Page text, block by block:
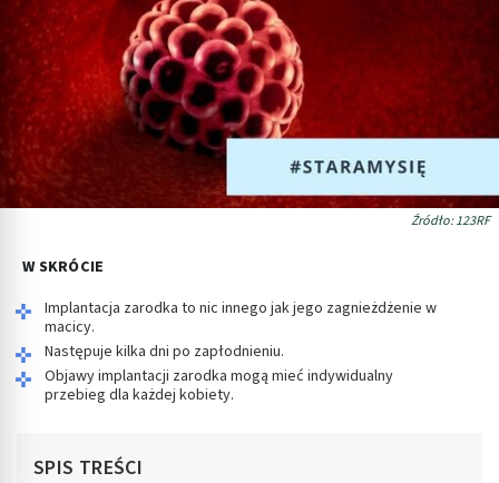
Źródło: 123RF
W SKRÓCIE
Implantacja zarodka to nic innego jak jego zagnieżdżenie w
macicy.
Następuje kilka dni po zapłodnieniu.
Objawy implantacji zarodka mogą mieć indywidualny
przebieg dla każdej kobiety.
SPIS TREŚCI